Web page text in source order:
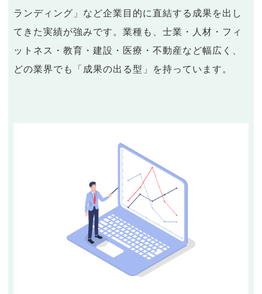
ランディング」など企業目的に直結する成果を出し
てきた実績が強みです。業種も、士業・人材・フィ
ットネス・教育・建設・医療・不動産など幅広く、
どの業界でも「成果の出る型」を持っています。